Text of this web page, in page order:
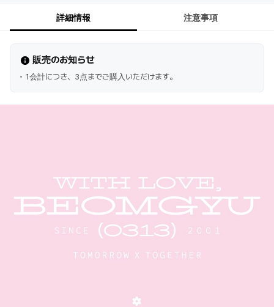
詳細情報 注意事項
販売のお知らせ
1会計につき、3点までご購入いただけます。